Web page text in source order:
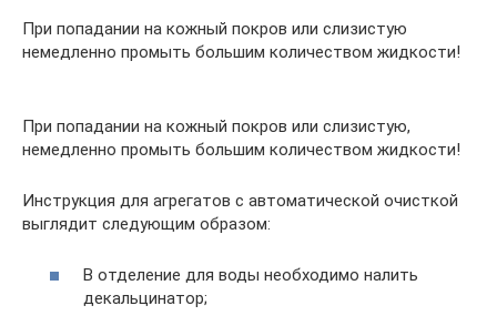
При попадании на кожный покров или слизистую
немедленно промыть большим количеством жидкости!
При попадании на кожный покров или слизистую,
немедленно промыть большим количеством жидкости!
Инструкция для агрегатов с автоматической очисткой
выглядит следующим образом:
В отделение для воды необходимо налить
декальцинатор;